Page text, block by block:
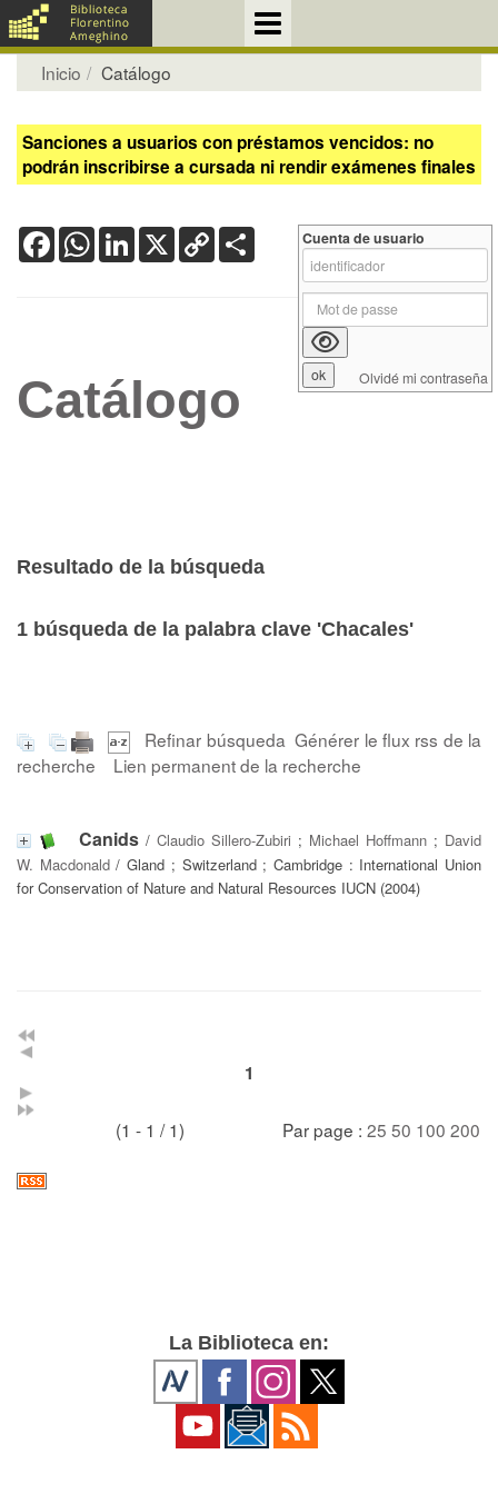
Inicio Catálogo
Sanciones a usuarios con préstamos vencidos: no
podrán inscribirse a cursada ni rendir exámenes finales
FacebookWhatsApp
LinkedIn
X Copy
Link
Catálogo
Resultado de la búsqueda
1 búsqueda de la palabra clave 'Chacales'
Refinar búsqueda Générer le flux rss de la
recherche
Lien permanent de la recherche
Canids / Claudio Sillero-Zubiri ; Michael Hoffmann ; David
W. Macdonald/ Gland ; Switzerland ; Cambridge : International Union
for Conservation of Nature and Natural Resources IUCN (2004)
1
(1 - 1 / 1) Par page : 25 50 100 200
Cuenta de usuario
Olvidé mi contraseña
La Biblioteca en: